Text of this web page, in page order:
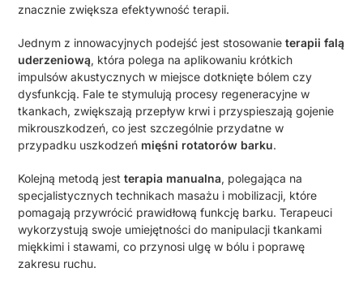
znacznie zwiększa efektywność terapii.
Jednym z innowacyjnych podejść jest stosowanieterapii falą
uderzeniową, która polega na aplikowaniu krótkich
impulsów akustycznych w miejsce dotknięte bólem czy
dysfunkcją. Fale te stymulują procesy regeneracyjne w
tkankach, zwiększają przepływ krwi i przyspieszają gojenie
mikrouszkodzeń, co jest szczególnie przydatne w
przypadku uszkodzeń mięśni rotatorów barku.
Kolejną metodą jestterapia manualna, polegająca na
specjalistycznych technikach masażu i mobilizacji, które
pomagają przywrócić prawidłową funkcję barku. Terapeuci
wykorzystują swoje umiejętności do manipulacji tkankami
miękkimi i stawami, co przynosi ulgę w bólu i poprawę
zakresu ruchu.